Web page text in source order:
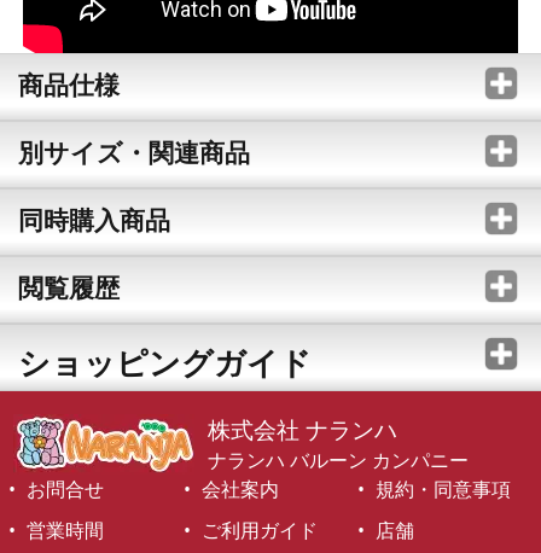
商品仕様
別サイズ・関連商品
同時購入商品
閲覧履歴
ショッピングガイド
株式会社 ナランハ
ナランハ バルーン カンパニー
お問合せ
会社案内
規約・同意事項
営業時間
ご利用ガイド 店舗